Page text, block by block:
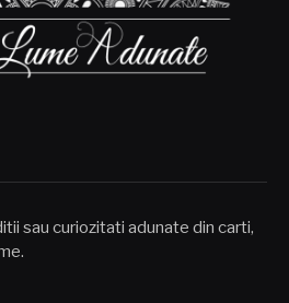
sau curiozitati adunate din carti,